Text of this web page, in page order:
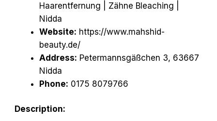
Haarentfernung | Zähne Bleaching |
Nidda
Website: https://www.mahshid-
beauty.de/
Address: Petermannsgäßchen 3, 63667
Nidda
Phone: 0175 8079766
Description: